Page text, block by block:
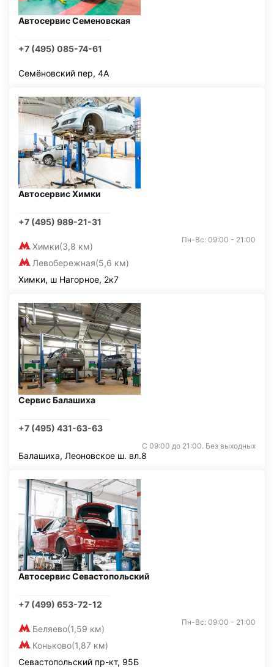
Автосервис Семеновская
+7 (495) 085-74-61
Семёновский пер, 4А
Автосервис Химки
+7 (495) 989-21-31
Химки(3,8 км)
Левобережная(5,6 км)
Пн-Вс: 09:00 - 21:00
Химки, ш Нагорное, 2к7
Сервис Балашиха
+7 (495) 431-63-63
С 09:00 до 21:00. Без выходных
Балашиха, Леоновское ш. вл.8
Автосервис Севастопольский
+7 (499) 653-72-12
Беляево(1,59 км)
Коньково(1,87 км)
Пн-Вс: 09:00 - 21:00
Севастопольский пр-кт, 95Б